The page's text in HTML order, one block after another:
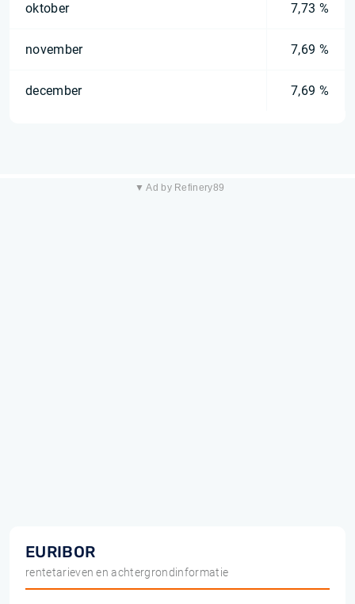
oktober 7,73 %
november 7,69 %
december 7,69 %
▼ Ad by Refinery89
EURIBOR
rentetarieven en achtergrondinformatie